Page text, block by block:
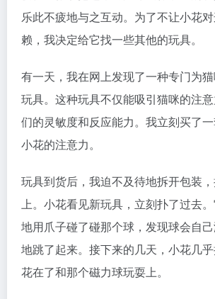
乐此不疲地与之互动。为了不让小花
赖，我决定给它找一些其他的玩具。
有一天，我在网上发现了一种专门为
玩具。这种玩具不仅能吸引猫咪的注
们的灵敏度和反应能力。我立刻买了
小花的注意力。
玩具到货后，我迫不及待地拆开包装
上。小花看见新玩具，立刻扑了过去
地用爪子碰了碰那个球，发现球会自
地跳了起来。接下来的几天，小花几
花在了和那个磁力球玩耍上。